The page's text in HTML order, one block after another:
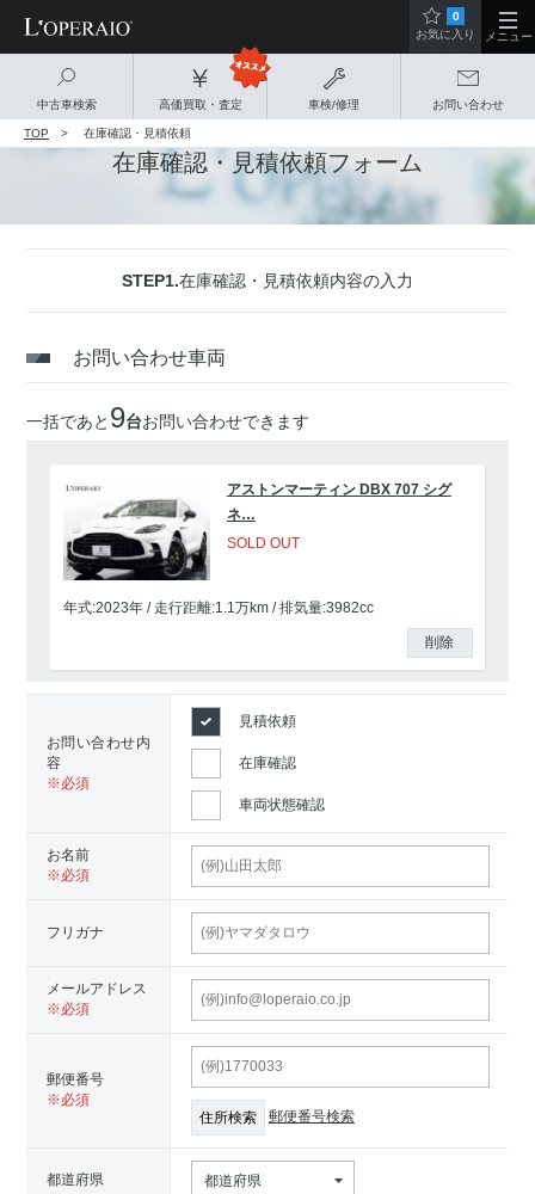
中古車検索 高価買取・査定 車検/修理 お問い合わせ
0
お気に入り
メニュー
TOP 在庫確認・見積依頼
在庫確認・見積依頼フォーム
STEP1.在庫確認・見積依頼内容の入力
お問い合わせ車両
一括であと 9台お問い合わせできます
アストンマーティン DBX 707 シグ
ネ…
SOLD OUT
年式:2023年 走行距離:1.1万km 排気量:3982cc
削除
お問い合わせ内
容
見積依頼
在庫確認
車両状態確認
お名前
フリガナ
メールアドレス
郵便番号
郵便番号検索
都道府県 都道府県